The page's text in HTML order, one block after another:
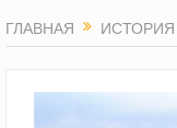
ГЛАВНАЯ ИСТОРИЯ